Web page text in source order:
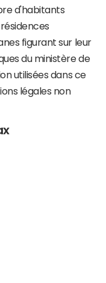
d'habitants
figurant sur leur
du ministère de
utilisées dans ce
légales non